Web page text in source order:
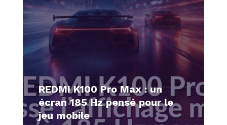
REDMI K100 Pro Max : un
écran 185 Hz pensé pour le
jeu mobile